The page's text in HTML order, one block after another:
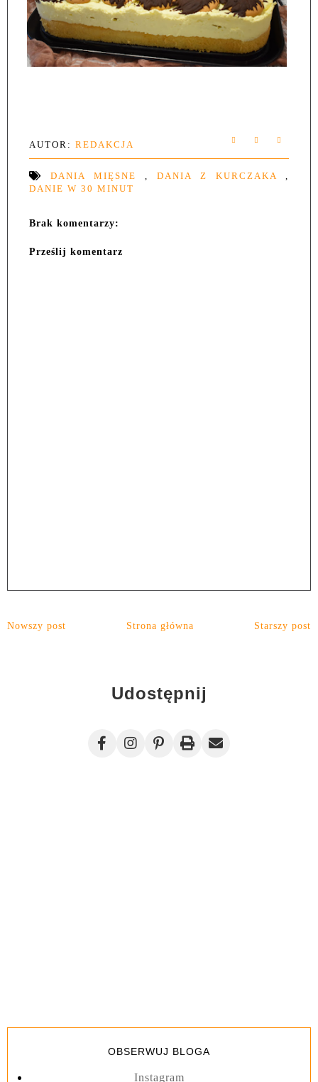
AUTOR: REDAKCJA
DANIA MIĘSNE DANIA Z KURCZAKA
DANIE W 30 MINUT
Brak komentarzy:
Prześlij komentarz
Nowszy post Starszy post
Strona główna
Udostępnij
OBSERWUJ BLOGA
Instagram